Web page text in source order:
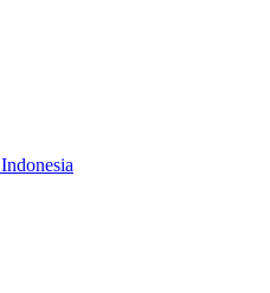
Indonesia